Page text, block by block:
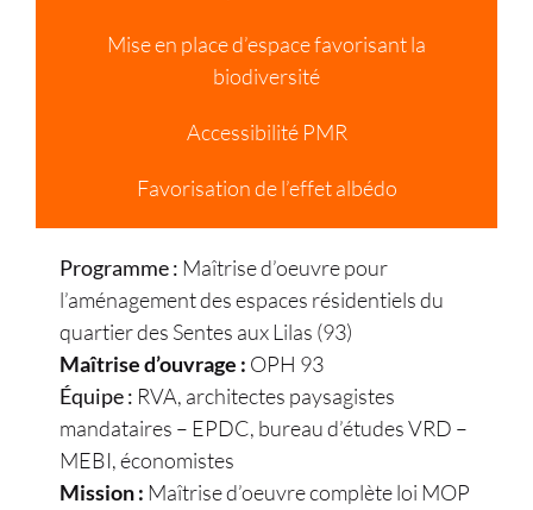
Mise en place d’espace favorisant la
biodiversité
Accessibilité PMR
Favorisation de l’effet albédo
Programme : Maîtrise d’oeuvre pour
l’aménagement des espaces résidentiels du
quartier des Sentes aux Lilas (93)
Maîtrise d’ouvrage : OPH 93
Équipe : RVA, architectes paysagistes
mandataires – EPDC, bureau d’études VRD –
MEBI, économistes
Mission : Maîtrise d’oeuvre complète loi MOP